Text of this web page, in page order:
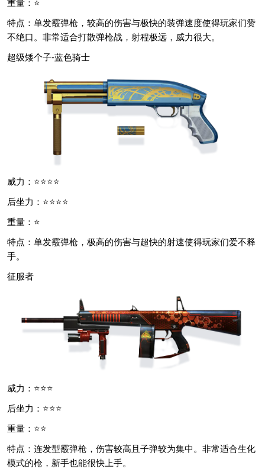
重量：⭐
特点：单发霰弹枪，较高的伤害与极快的装弹速度使得玩家们赞
不绝口。非常适合打散弹枪战，射程极远，威力很大。
超级矮个子-蓝色骑士
威力：⭐⭐⭐⭐
后坐力：⭐⭐⭐⭐
重量：⭐
特点：单发霰弹枪，极高的伤害与超快的射速使得玩家们爱不释
手。
征服者
威力：⭐⭐⭐
后坐力：⭐⭐⭐
重量：⭐⭐
特点：连发型霰弹枪，伤害较高且子弹较为集中。非常适合生化
模式的枪，新手也能很快上手。